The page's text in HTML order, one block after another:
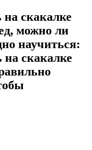
скакалке
можно ли
научиться:
скакалке